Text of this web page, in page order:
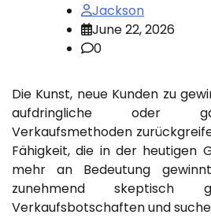
Jackson
June 22, 2026
0
Die Kunst, neue Kunden zu
aufdringliche oder
Verkaufsmethoden
Fähigkeit, die in der heutigen
mehr an Bedeutung
zunehmend skeptisch
Verkaufsbotschaften und